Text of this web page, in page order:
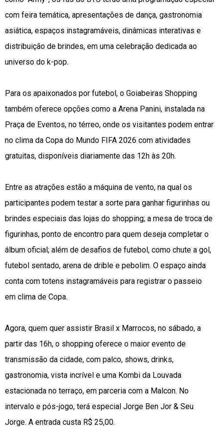
com feira temática, apresentações de dança, gastronomia
asiática, espaços instagramáveis, dinâmicas interativas e
distribuição de brindes, em uma celebração dedicada ao
universo do k-pop.
Para os apaixonados por futebol, o Goiabeiras Shopping
também oferece opções como a Arena Panini, instalada na
Praça de Eventos, no térreo, onde os visitantes podem entrar
no clima da Copa do Mundo FIFA 2026 com atividades
gratuitas, disponíveis diariamente das 12h às 20h.
Entre as atrações estão a máquina de vento, na qual os
participantes podem testar a sorte para ganhar figurinhas ou
brindes especiais das lojas do shopping; a mesa de troca de
figurinhas, ponto de encontro para quem deseja completar o
álbum oficial; além de desafios de futebol, como chute a gol,
futebol sentado, arena de drible e pebolim. O espaço ainda
conta com totens instagramáveis para registrar o passeio
em clima de Copa.
Agora, quem quer assistir Brasil x Marrocos, no sábado, a
partir das 16h, o shopping oferece o maior evento de
transmissão da cidade, com palco, shows, drinks,
gastronomia, vista incrível e uma Kombi da Louvada
estacionada no terraço, em parceria com a Malcon. No
intervalo e pós-jogo, terá especial Jorge Ben Jor & Seu
Jorge. A entrada custa R$ 25,00.